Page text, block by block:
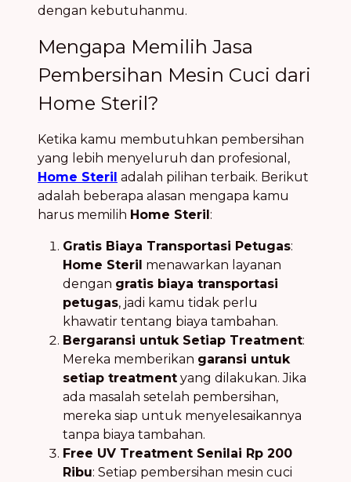
dengan kebutuhanmu.
Mengapa Memilih Jasa
Pembersihan Mesin Cuci dari
Home Steril?
Ketika kamu membutuhkan pembersihan
yang lebih menyeluruh dan profesional,
Home Steril adalah pilihan terbaik. Berikut
adalah beberapa alasan mengapa kamu
harus memilih Home Steril:
Gratis Biaya Transportasi Petugas:
Home Steril menawarkan layanan
dengan gratis biaya transportasi
petugas, jadi kamu tidak perlu
khawatir tentang biaya tambahan.
Bergaransi untuk Setiap Treatment:
Mereka memberikan garansi untuk
setiap treatment yang dilakukan. Jika
ada masalah setelah pembersihan,
mereka siap untuk menyelesaikannya
tanpa biaya tambahan.
Free UV Treatment Senilai Rp 200
Ribu: Setiap pembersihan mesin cuci